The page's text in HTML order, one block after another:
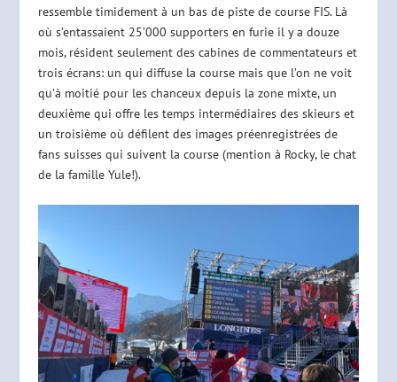
ressemble timidement à un bas de piste de course FIS. Là
où s’entassaient 25’000 supporters en furie il y a douze
mois, résident seulement des cabines de commentateurs et
trois écrans: un qui diffuse la course mais que l’on ne voit
qu’à moitié pour les chanceux depuis la zone mixte, un
deuxième qui offre les temps intermédiaires des skieurs et
un troisième où défilent des images préenregistrées de
fans suisses qui suivent la course (mention à Rocky, le chat
de la famille Yule!).